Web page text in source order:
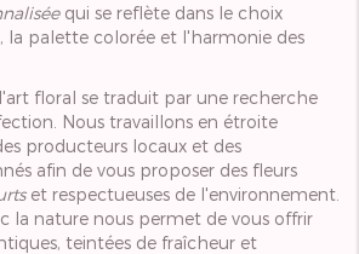
qui se reflète dans le choix
la palette colorée et l'harmonie des
floral se traduit par une recherche
Nous travaillons en étroite
producteurs locaux et des
afin de vous proposer des fleurs
et respectueuses de l'environnement.
la nature nous permet de vous offrir
teintées de fraîcheur et